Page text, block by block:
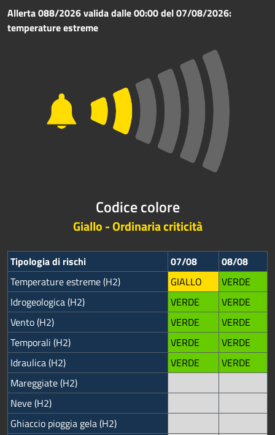
Allerta 088/2026 valida dalle 00:00 del 07/08/2026:
temperature estreme
Codice colore
Giallo - Ordinaria criticità
Tipologia di rischi 07/08
08/08
Temperature estreme (H2)
GIALLO
VERDE
Idrogeologica (H2)
VERDE
VERDE
Vento (H2)
VERDE
VERDE
Temporali (H2)
VERDE
VERDE
Idraulica (H2)
VERDE
VERDE
Mareggiate (H2)
Neve (H2)
Ghiaccio pioggia gela (H2)